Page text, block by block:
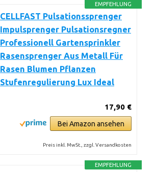
EMPFEHLUNG
CELLFAST Pulsationssprenger
Impulsprenger Pulsationsregner
Professionell Gartensprinkler
Rasensprenger Aus Metall Für
Rasen Blumen Pflanzen
Stufenregulierung Lux Ideal
17,90 €
Bei Amazon ansehen
Preis inkl. MwSt., zzgl. Versandkosten
EMPFEHLUNG